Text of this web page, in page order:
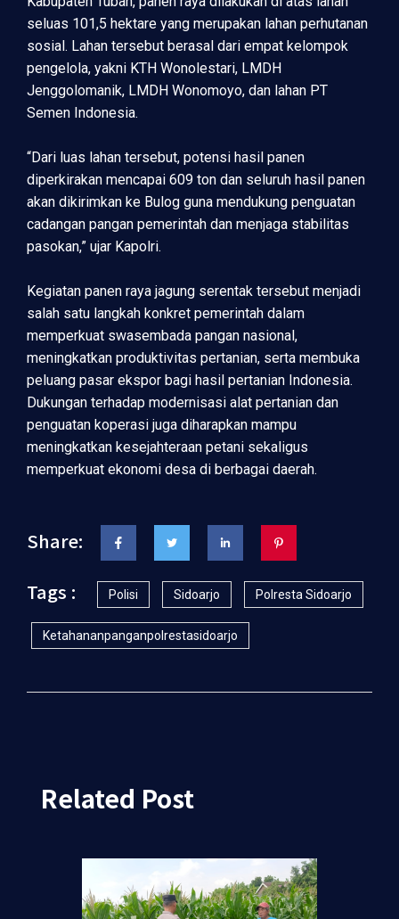
seluas 101,5 hektare yang merupakan lahan perhutanan
sosial. Lahan tersebut berasal dari empat kelompok
pengelola, yakni KTH Wonolestari, LMDH
Jenggolomanik, LMDH Wonomoyo, dan lahan PT
Semen Indonesia.
“Dari luas lahan tersebut, potensi hasil panen
diperkirakan mencapai 609 ton dan seluruh hasil panen
akan dikirimkan ke Bulog guna mendukung penguatan
cadangan pangan pemerintah dan menjaga stabilitas
pasokan,” ujar Kapolri.
Kegiatan panen raya jagung serentak tersebut menjadi
salah satu langkah konkret pemerintah dalam
memperkuat swasembada pangan nasional,
meningkatkan produktivitas pertanian, serta membuka
peluang pasar ekspor bagi hasil pertanian Indonesia.
Dukungan terhadap modernisasi alat pertanian dan
penguatan koperasi juga diharapkan mampu
meningkatkan kesejahteraan petani sekaligus
memperkuat ekonomi desa di berbagai daerah.
Share:
Tags :
Polisi Sidoarjo Polresta Sidoarjo
Ketahananpanganpolrestasidoarjo
Related Post